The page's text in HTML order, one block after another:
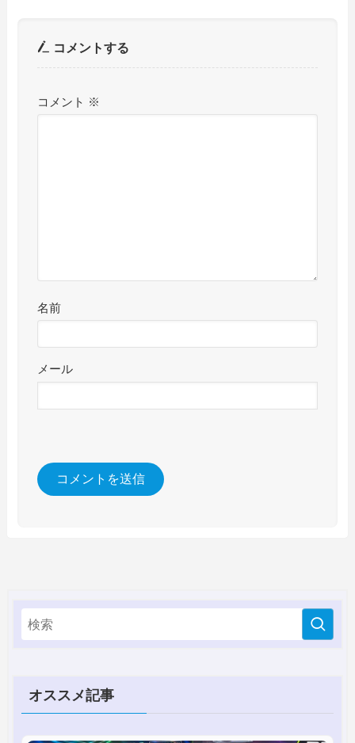
コメントする
コメント ※
名前
メール
オススメ記事